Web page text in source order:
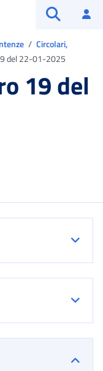
Circolari,
del 22-01-2025
19 del